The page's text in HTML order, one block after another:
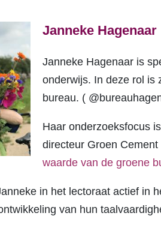
Janneke Hagenaar
Janneke Hagenaar is
onderwijs. In deze rol is
bureau. (
Haar onderzoeksfocus
directeur Groen Cement
waarde van de groene
in het lectoraat actief in
van hun